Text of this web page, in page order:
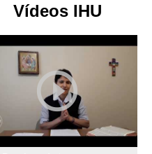
Vídeos IHU
play_circle_outline